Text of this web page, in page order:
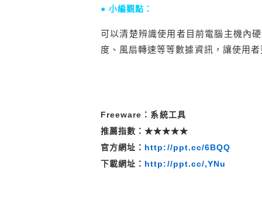
● 小編觀點：
可以清楚辨識使用者目前電腦主機內
度、風扇轉速等等數據資訊，讓使用
Freeware：系統工具
推薦指數：★★★★★
官方網址： http://ppt.cc/6BQQ
下載網址： http://ppt.cc/,YNu